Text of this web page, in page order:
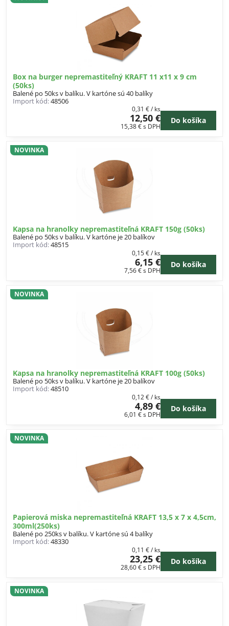
Box na burger nepremastiteľný KRAFT 11 x11 x 9 cm
(50ks)
Balené po 50ks v balíku. V kartóne sú 40 balíky
Import kód:48506
12,50 €
15,38 €s DPH
0,31 €/ ks
Do košíka
Kapsa na hranolky nepremastiteľná KRAFT 150g (50ks)
NOVINKA
Balené po 50ks v balíku. V kartóne je 20 balíkov
Import kód:48515
6,15 €
7,56 €s DPH
0,15 €/ ks
Do košíka
Kapsa na hranolky nepremastiteľná KRAFT 100g (50ks)
NOVINKA
Balené po 50ks v balíku. V kartóne je 20 balíkov
Import kód:48510
4,89 €
6,01 €s DPH
0,12 €/ ks
Do košíka
Papierová miska nepremastiteľná KRAFT 13,5 x 7 x 4,5cm,
300ml(250ks)
NOVINKA
Balené po 250ks v balíku. V kartóne sú 4 balíky
Import kód:48330
23,25 €
28,60 €s DPH
0,11 €/ ks
Do košíka
NOVINKA